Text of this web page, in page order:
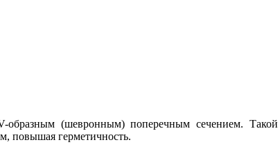
(шевронным) поперечным сечением. Такой
повышая герметичность.